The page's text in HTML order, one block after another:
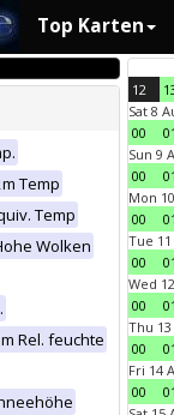
Top Karten
Temp
Temp
Wolken
Rel. feuchte
12
Sat 8
00
01
Sun 9
00
01
Mon
00
01
Tue 11
00
01
Wed
00
01
Thu 13
00
01
Fri 14
00
01